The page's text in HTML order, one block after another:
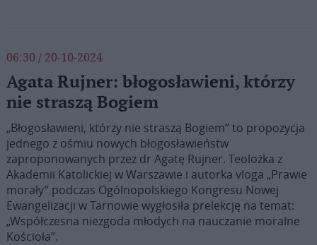
06:30 / 20-10-2024
Agata Rujner: błogosławieni, którzy
nie straszą Bogiem
„Błogosławieni, którzy nie straszą Bogiem” to propozycja
jednego z ośmiu nowych błogosławieństw
zaproponowanych przez dr Agatę Rujner. Teolożka z
Akademii Katolickiej w Warszawie i autorka vloga „Prawie
morały” podczas Ogólnopolskiego Kongresu Nowej
Ewangelizacji w Tarnowie wygłosiła prelekcję na temat:
„Współczesna niezgoda młodych na nauczanie moralne
Kościoła”.